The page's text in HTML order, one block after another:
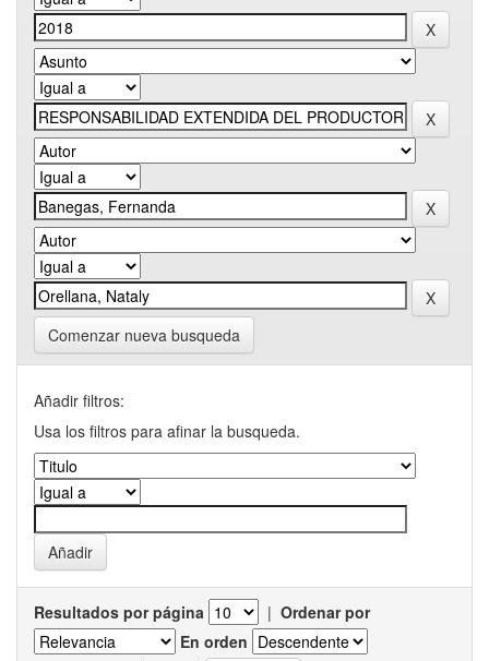
Comenzar nueva busqueda
Añadir filtros:
Usa los filtros para afinar la busqueda.
Resultados por página | Ordenar por
En orden